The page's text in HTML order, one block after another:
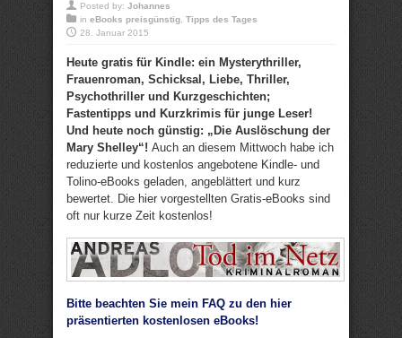
Posted by: Johannes
in eBooks preisgünstig Tipps des Tages
28. Januar 2015
Heute gratis für Kindle: ein Mysterythriller,
Frauenroman, Schicksal, Liebe, Thriller,
Psychothriller und Kurzgeschichten;
Fastentipps und Kurzkrimis für junge Leser!
Und heute noch günstig: „Die Auslöschung der
Mary Shelley“! Auch an diesem Mittwoch habe ich
reduzierte und kostenlos angebotene Kindle- und
Tolino-eBooks geladen, angeblättert und kurz
bewertet. Die hier vorgestellten Gratis-eBooks sind
oft nur kurze Zeit kostenlos!
Bitte beachten Sie mein FAQ zu den hier
präsentierten kostenlosen eBooks!